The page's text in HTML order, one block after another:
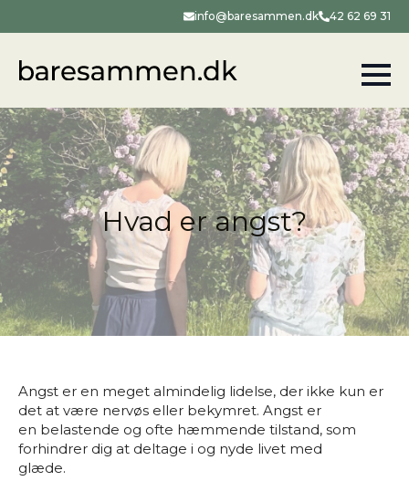
info@baresammen.dk 42 62 69 31
Hvad er angst?
Angst er en meget almindelig lidelse, der ikke kun er
det at være nervøs eller bekymret. Angst er
en belastende og ofte hæmmende tilstand, som
forhindrer dig at deltage i og nyde livet med
glæde.